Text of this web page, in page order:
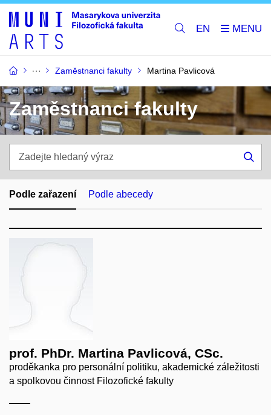
EN
Zaměstnanci fakulty Martina Pavlicová
Zaměstnanci fakulty
hledaný
výraz
Podle zařazení Podle abecedy
prof. PhDr. Martina Pavlicová, CSc.
proděkanka pro personální politiku, akademické záležitosti
a spolkovou činnost Filozofické fakulty